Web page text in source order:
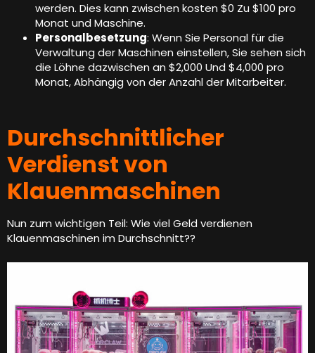
werden. Dies kann zwischen kosten $0 Zu $100 pro
Monat und Maschine.
Personalbesetzung: Wenn Sie Personal für die
Verwaltung der Maschinen einstellen, Sie sehen sich
die Löhne dazwischen an $2,000 Und $4,000 pro
Monat, Abhängig von der Anzahl der Mitarbeiter.
Durchschnittlicher
Verdienst von
Klauenmaschinen
Nun zum wichtigen Teil: Wie viel Geld verdienen
Klauenmaschinen im Durchschnitt??